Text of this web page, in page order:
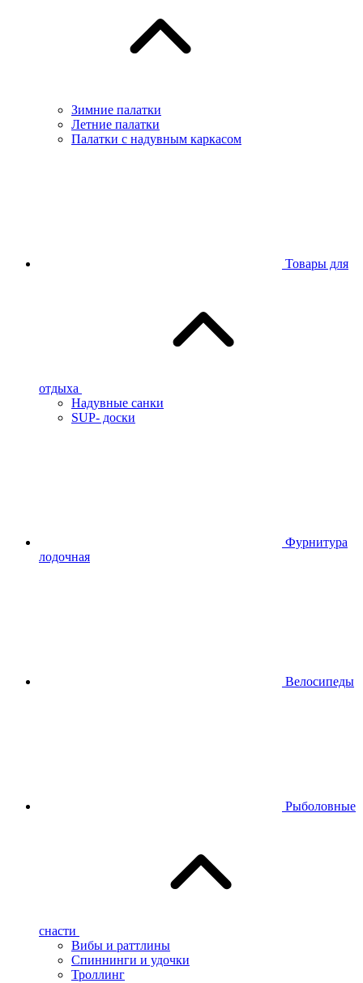
Зимние палатки
Летние палатки
Палатки с надувным каркасом
Товары для
отдыха
Надувные санки
SUP- доски
Фурнитура
лодочная
Велосипеды
Рыболовные
снасти
Вибы и раттлины
Спиннинги и удочки
Троллинг